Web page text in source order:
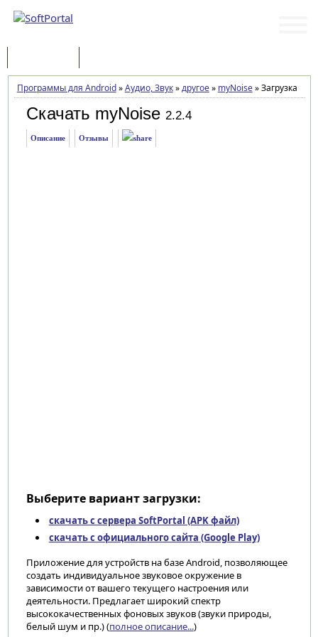
Программы для Android»Аудио, Звук»другое» myNoise»Загрузка
Скачать myNoise 2.2.4
Описание Отзывы
Выберите вариант загрузки:
скачать с сервера SoftPortal (APK файл)
скачать с официального сайта (Google Play)
Приложение для устройств на базе Android, позволяющее
создать индивидуальное звуковое окружение в
зависимости от вашего текущего настроения или
деятельности. Предлагает широкий спектр
высококачественных фоновых звуков (звуки природы,
белый шум и пр.) (полное описание...)